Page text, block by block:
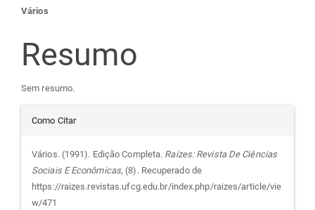
Conteúdo
do
artigo
principal
Vários
Resumo
Sem resumo.
Detalhes
do
artigo
Como Citar
Vários. (1991). Edição Completa. Raízes: Revista De Ciências
Sociais E Econômicas, (8). Recuperado de
https://raizes.revistas.ufcg.edu.br/index.php/raizes/article/vie
w/471